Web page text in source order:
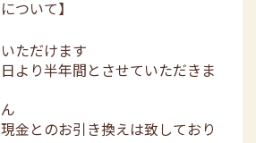
ついて】
ただけます
より半年間とさせていただきま
金とのお引き換えは致しており